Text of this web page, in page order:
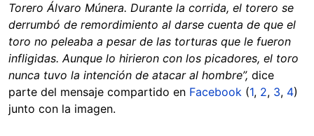
Torero Álvaro Múnera. Durante la corrida, el torero se
derrumbó de remordimiento al darse cuenta de que el
toro no peleaba a pesar de las torturas que le fueron
infligidas. Aunque lo hirieron con los picadores, el toro
nunca tuvo la intención de atacar al hombre”, dice
parte del mensaje compartido en Facebook (1, 2, 3, 4)
junto con la imagen.